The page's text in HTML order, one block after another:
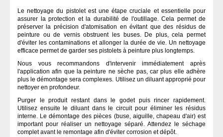
Le nettoyage du pistolet est une étape cruciale et essentielle pour
assurer la protection et la durabilité de l'outillage. Cela permet de
préserver la précision d'atomisation en évitant que des résidus de
peinture ou de vernis obstruent les buses. De plus, cela permet
d'éviter les contaminations et allonger la durée de vie. Un nettoyage
efficace permet de garder ses pistolets à peinture plus longtemps.
Nous vous recommandons d'intervenir immédiatement après
l'application afin que la peinture ne sèche pas, car plus elle adhère
plus le démontage sera complexes. Utilisez un diluant approprié pour
nettoyer en profondeur.
Purger le produit restant dans le godet puis rincer rapidement.
Utilisez ensuite le diluant dans le circuit pour éliminer les résidus
interne. Le démontage des pièces (buse, aiguille, chapeau d'air) est
important pour réaliser un nettoyage séparé. Attendez le séchage
complet avant le remontage afin d'éviter corrosion et dépôt.